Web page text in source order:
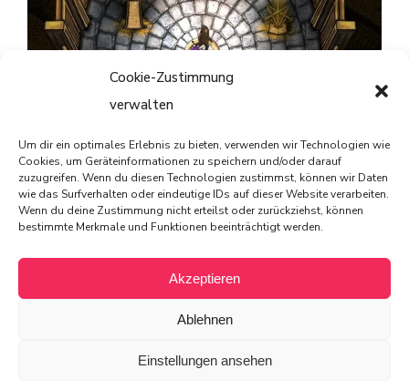
Cookie-Zustimmung
verwalten
Um dir ein optimales Erlebnis zu bieten, verwenden wir Technologien wie
Cookies, um Geräteinformationen zu speichern und/oder darauf
zuzugreifen. Wenn du diesen Technologien zustimmst, können wir Daten
wie das Surfverhalten oder eindeutige IDs auf dieser Website verarbeiten.
Wenn du deine Zustimmung nicht erteilst oder zurückziehst, können
bestimmte Merkmale und Funktionen beeinträchtigt werden.
Akzeptieren
Ablehnen
Einstellungen ansehen
Striving for Light: Survival im Test – Ein Spiel, das Licht
und Schatten meistert
© 2025 von PIXELdot